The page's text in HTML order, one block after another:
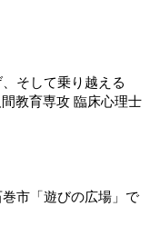
そして乗り越える
教育専攻 臨床心理士
市「遊びの広場」で